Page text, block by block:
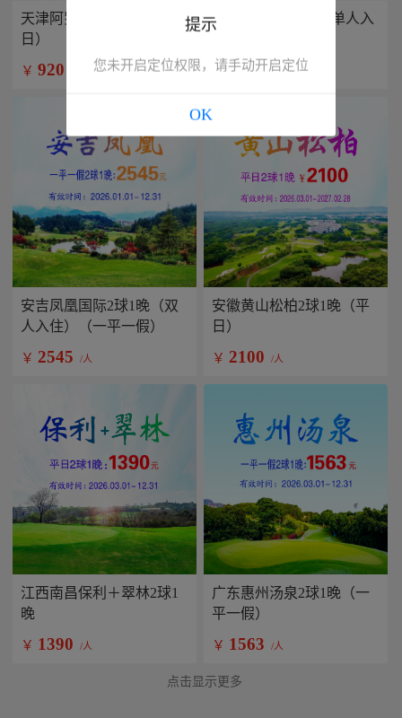
天津阿罗马2球1晚（平
日）
￥ 920
兴隆康乐园2球1晚(单人入
￥799 /人
安吉凤凰国际2球1晚（双
人入住）（一平一假）
￥ 2545 /人
安徽黄山松柏2球1晚（平
日）
￥ 2100 /人
江西南昌保利＋翠林2球1
晚
￥ 1390 /人
广东惠州汤泉2球1晚（一
平一假）
￥ 1563 /人
点击显示更多
提示
您未开启定位权限，请手动开启定位
OK